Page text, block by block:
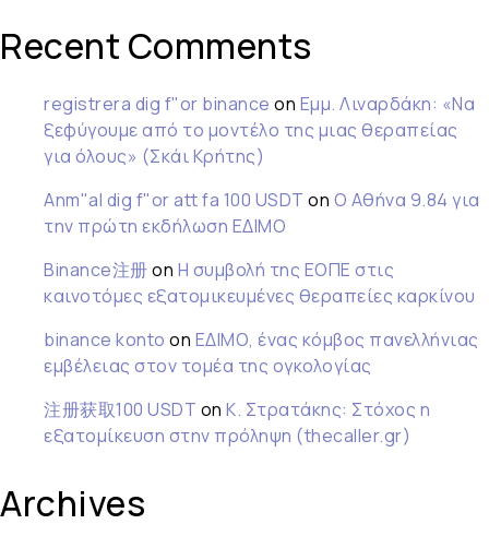
Recent Comments
registrera dig f"or binance on Εμμ. Λιναρδάκη: «Να
ξεφύγουμε από το μοντέλο της μιας θεραπείας
για όλους» (Σκάι Κρήτης)
Anm"al dig f"or att fa 100 USDT on Ο Αθήνα 9.84 για
την πρώτη εκδήλωση ΕΔΙΜΟ
Binance注册on Η συμβολή της ΕΟΠΕ στις
καινοτόμες εξατομικευμένες θεραπείες καρκίνου
binance konto on ΕΔΙΜΟ, ένας κόμβος πανελλήνιας
εμβέλειας στον τομέα της ογκολογίας
注册获取100 USDT on Κ. Στρατάκης: Στόχος η
εξατομίκευση στην πρόληψη (thecaller.gr)
Archives